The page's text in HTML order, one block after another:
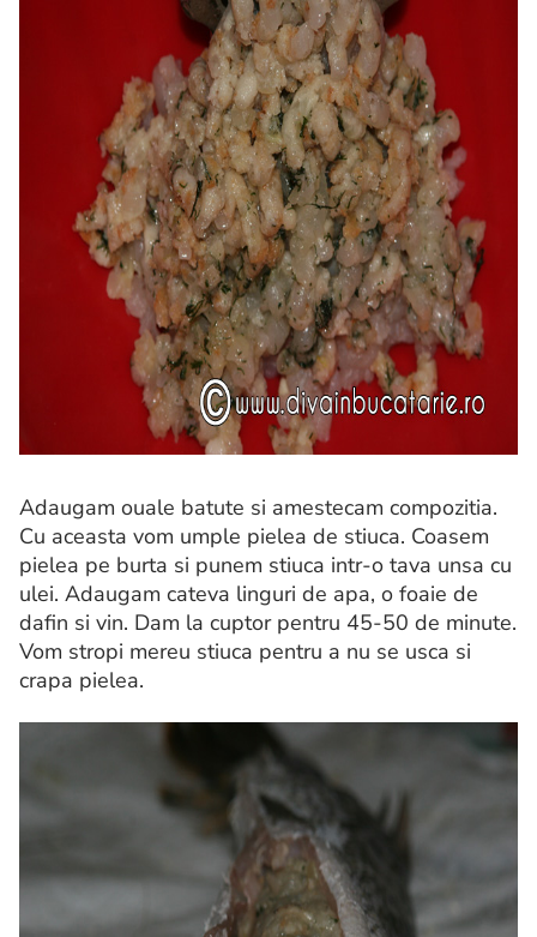
Adaugam ouale batute si amestecam compozitia.
Cu aceasta vom umple pielea de stiuca. Coasem
pielea pe burta si punem stiuca intr-o tava unsa cu
ulei. Adaugam cateva linguri de apa, o foaie de
dafin si vin. Dam la cuptor pentru 45-50 de minute.
Vom stropi mereu stiuca pentru a nu se usca si
crapa pielea.